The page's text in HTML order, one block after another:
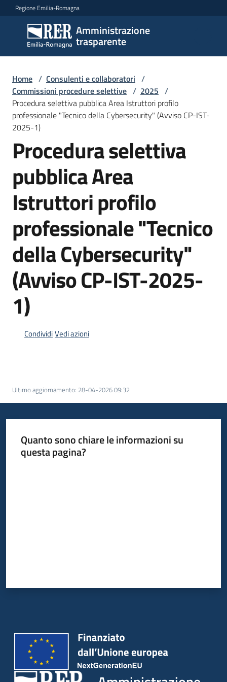
Vai al contenuto
Vai alla navigazione
Vai al footer
Regione Emilia-Romagna
Amministrazione
trasparente
Amministrazione
trasparente
Sottosezioni
Accesso
Home / Consulenti e collaboratori /
Commissioni procedure selettive / 2025 /
Procedura selettiva pubblica Area Istruttori profilo
professionale "Tecnico della Cybersecurity" (Avviso CP-IST-
2025-1)
Procedura selettiva
pubblica Area
Istruttori profilo
professionale "Tecnico
della Cybersecurity"
(Avviso CP-IST-2025-
1)
CondividiVedi azioni
Ultimo aggiornamento: 28-04-2026 09:32
Quanto sono chiare le informazioni su
questa pagina?